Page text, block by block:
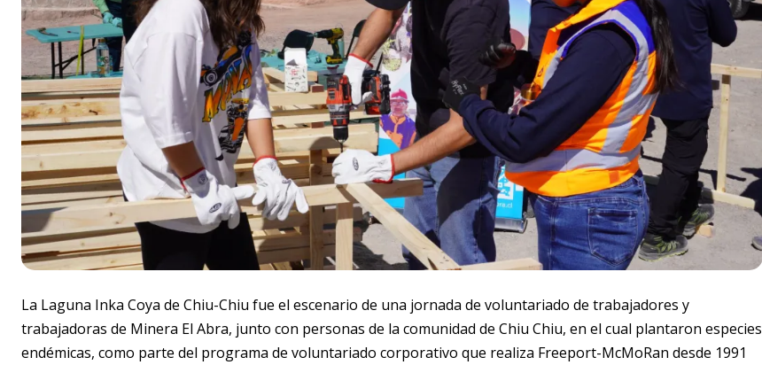
La Laguna Inka Coya de Chiu-Chiu fue el escenario de una jornada de voluntariado de trabajadores y
trabajadoras de Minera El Abra, junto con personas de la comunidad de Chiu Chiu, en el cual plantaron especies
endémicas, como parte del programa de voluntariado corporativo que realiza Freeport-McMoRan desde 1991